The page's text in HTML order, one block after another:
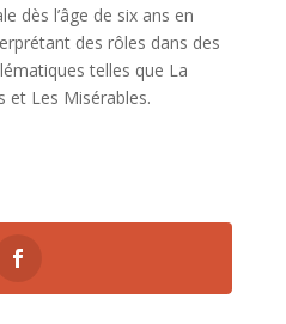
dès l’âge de six ans en
des rôles dans des
telles que La
et Les Misérables.